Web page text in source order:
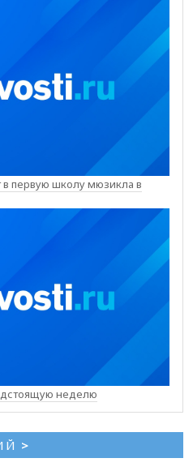
в первую школу мюзикла в
неделю
>